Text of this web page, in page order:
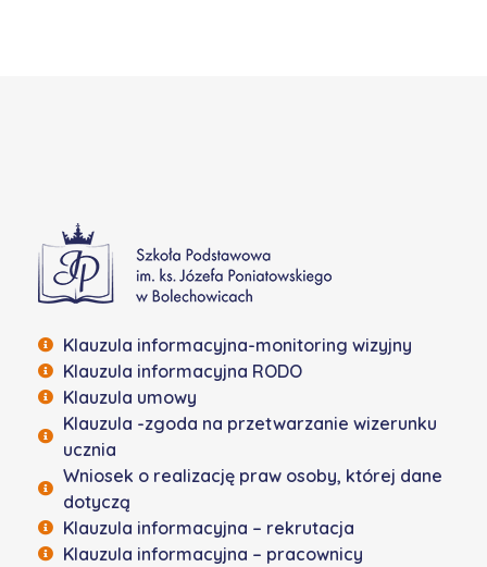
Klauzula informacyjna-monitoring wizyjny
Klauzula informacyjna RODO
Klauzula umowy
Klauzula -zgoda na przetwarzanie wizerunku
ucznia
Wniosek o realizację praw osoby, której dane
dotyczą
Klauzula informacyjna – rekrutacja
Klauzula informacyjna – pracownicy